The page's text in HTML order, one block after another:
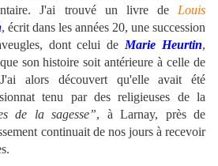
J'ai trouvé un livre de Louis
, écrit dans les années 20, une succession
dont celui de Marie Heurtin,
son histoire soit antérieure à celle de
alors découvert qu'elle avait été
tenu par des religieuses de la
de la sagesse”, à Larnay, près de
continuait de nos jours à recevoir